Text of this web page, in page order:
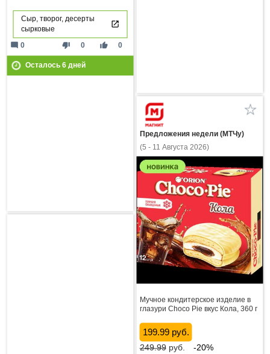
Сыр, творог, десерты
сырковые
thumb_down 0 thumb_up 0
mode_comment 0
Осталось 6дней
Предложения недели (МТЧу)
(5 - 11 Августа 2026)
Мучное кондитерское изделие в
глазури Choco Pie вкус Кола, 360 г
199.99 руб.
249.99руб. -20%